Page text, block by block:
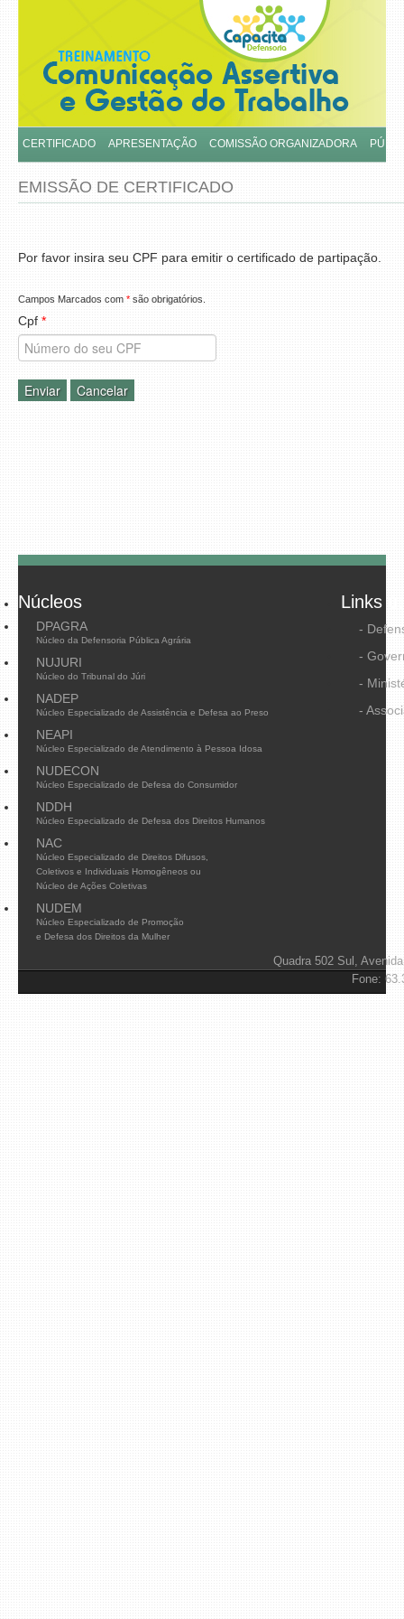
CERTIFICADO APRESENTAÇÃO COMISSÃO ORGANIZADORA
EMISSÃO DE CERTIFICADO
Por favor insira seu CPF para emitir o certificado de partipação.
Campos Marcados com * são obrigatórios.
Cpf *
Núcleos
DPAGRA
Núcleo da Defensoria Pública Agrária
NUJURI
Núcleo do Tribunal do Júri
NADEP
Núcleo Especializado de Assistência e Defesa ao Preso
NEAPI
Núcleo Especializado de Atendimento à Pessoa Idosa
NUDECON
Núcleo Especializado de Defesa do Consumidor
NDDH
Núcleo Especializado de Defesa dos Direitos Humanos
NAC
Núcleo Especializado de Direitos Difusos,
Coletivos e Individuais Homogêneos ou
Núcleo de Ações Coletivas
NUDEM
Núcleo Especializado de Promoção
e Defesa dos Direitos da Mulher
Links
-
-
-
-
Quadra 502 Sul,
Fone: